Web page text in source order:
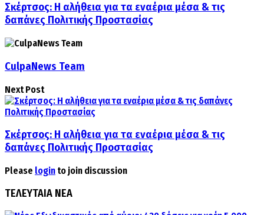
Σκέρτσος: Η αλήθεια για τα εναέρια μέσα & τις
δαπάνες Πολιτικής Προστασίας
CulpaNews Team
Next Post
Σκέρτσος: Η αλήθεια για τα εναέρια μέσα & τις
δαπάνες Πολιτικής Προστασίας
Please login to join discussion
ΤΕΛΕΥΤΑΙΑ ΝΕΑ